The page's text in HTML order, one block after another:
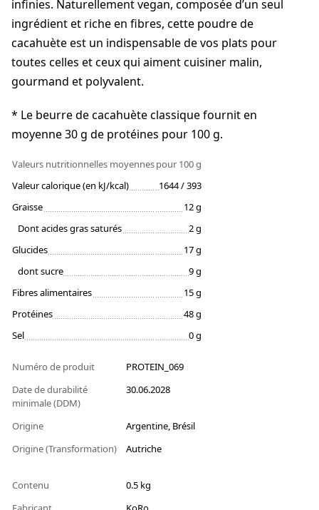
infinies. Naturellement vegan, composée d’un seul
ingrédient et riche en fibres, cette poudre de
cacahuète est un indispensable de vos plats pour
toutes celles et ceux qui aiment cuisiner malin,
gourmand et polyvalent.
* Le beurre de cacahuète classique fournit en
moyenne 30 g de protéines pour 100 g.
Valeurs nutritionnelles moyennespour 100 g
Valeur calorique (en kJ/kcal)
1644 / 393
Graisse
12 g
Dont acides gras saturés
2 g
Glucides
17 g
dont sucre
9 g
Fibres alimentaires
15 g
Protéines
48 g
Sel
0 g
Numéro de produit
PROTEIN_069
Date de durabilité
minimale (DDM)
30.06.2028
Origine
Argentine, Brésil
Origine (Transformation)
Autriche
Contenu
0.5 kg